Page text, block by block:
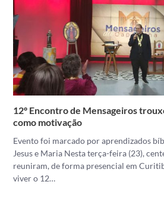
12º Encontro de Mensageiros
como motivação
Evento foi marcado por aprendizados
Jesus e Maria Nesta terça-feira (23),
reuniram, de forma presencial em
viver o 12…